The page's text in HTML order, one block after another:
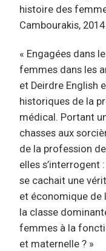
histoire des
Cambourakis,
« Engagées dans
femmes dans les
et Deirdre English
historiques de la
médical. Portant
chasses aux
de la profession
elles s’interrogent
se cachait une
et économique de
la classe
femmes à la
et maternelle ? »